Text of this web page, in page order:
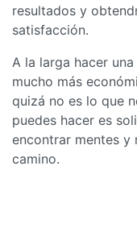
resultados y
satisfacción.
A la larga hacer
mucho más
quizá no es lo que
puedes hacer es
encontrar mentes y
camino.